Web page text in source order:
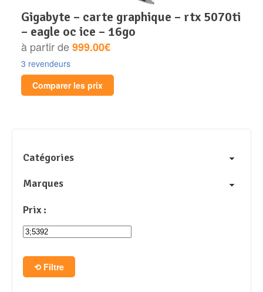
gigabyte – carte graphique – rtx 5070ti
– eagle oc ice – 16go
à partir de999.00€
3 revendeurs
Comparer les prix
Catégories
Marques
Prix :
Filtre